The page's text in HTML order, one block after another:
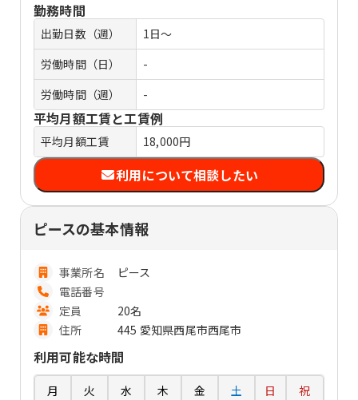
勤務時間
出勤日数（週）
1日～
労働時間（日）
-
労働時間（週）
-
平均月額工賃と工賃例
平均月額工賃 18,000円
利用について相談したい
ピースの基本情報
事業所名
ピース
電話番号
定員
20名
住所
445 愛知県西尾市西尾市
利用可能な時間
月 火 水 木 金 土 日
祝